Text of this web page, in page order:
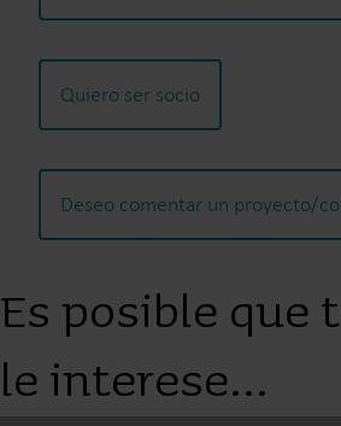
Quiero ser socio
Deseo comentar un proyecto/
Es posible que
le interese...